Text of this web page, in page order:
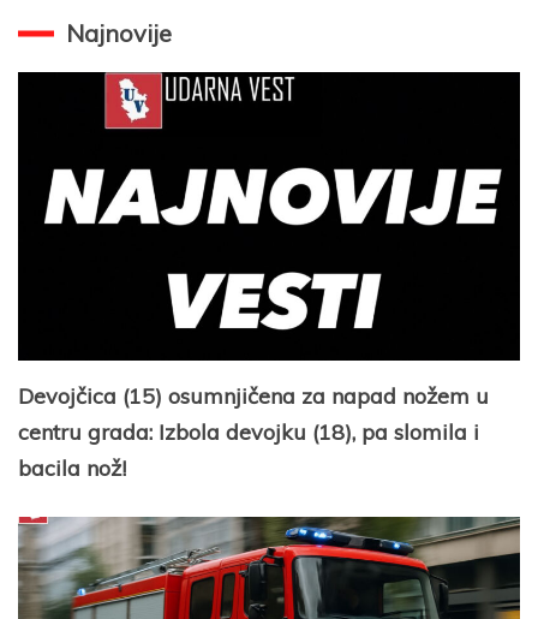
Najnovije
Devojčica (15) osumnjičena za napad nožem u
centru grada: Izbola devojku (18), pa slomila i
bacila nož!